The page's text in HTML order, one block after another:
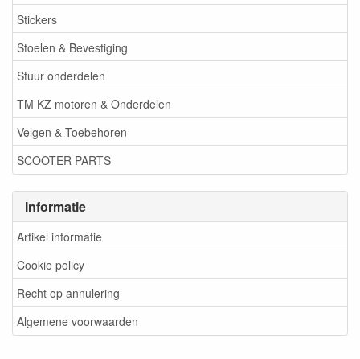
Stickers
Stoelen & Bevestiging
Stuur onderdelen
TM KZ motoren & Onderdelen
Velgen & Toebehoren
SCOOTER PARTS
Informatie
Artikel informatie
Cookie policy
Recht op annulering
Algemene voorwaarden